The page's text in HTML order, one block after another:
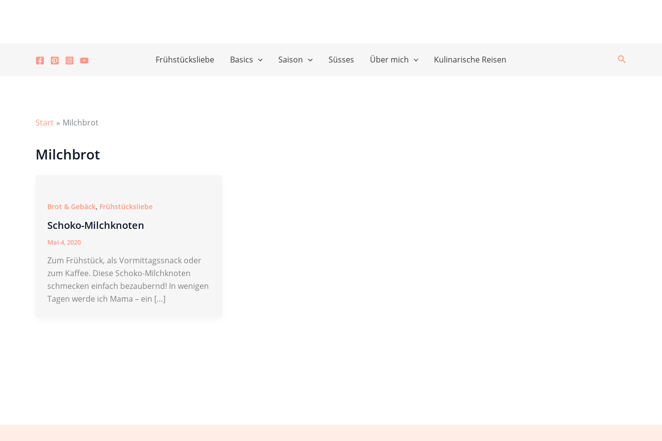
Frühstücksliebe Basics Saison Süsses Über mich Kulinarische Reisen Suchen
Start Milchbrot
Milchbrot
Brot & Gebäck, Frühstücksliebe
Schoko-Milchknoten
Mai 4, 2020
Zum Frühstück, als Vormittagssnack oder
zum Kaffee. Diese Schoko-Milchknoten
schmecken einfach bezaubernd! In wenigen
Tagen werde ich Mama – ein […]